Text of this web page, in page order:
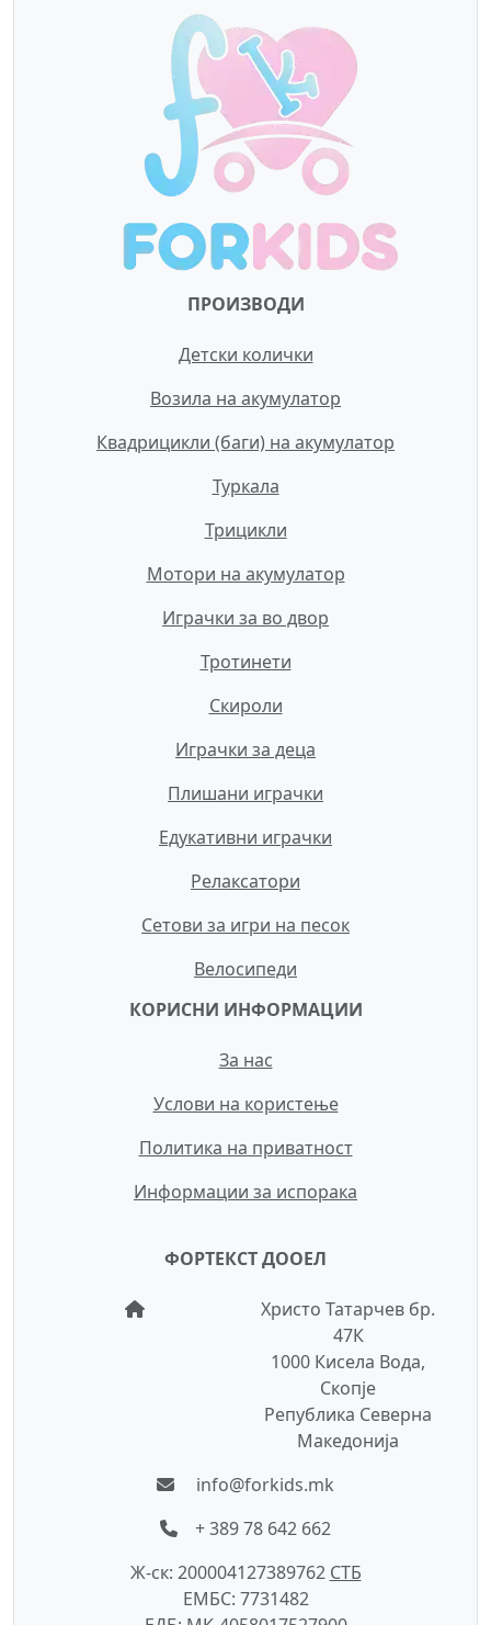
ПРОИЗВОДИ
Детски колички
Возила на акумулатор
Квадрицикли (баги) на акумулатор
Туркала
Трицикли
Мотори на акумулатор
Играчки за во двор
Тротинети
Скироли
Играчки за деца
Плишани играчки
Едукативни играчки
Релаксатори
Сетови за игри на песок
Велосипеди
КОРИСНИ ИНФОРМАЦИИ
За нас
Услови на користење
Политика на приватност
Информации за испорака
ФОРТЕКСТ ДООЕЛ
Христо Татарчев бр.
47К
1000 Кисела Вода,
Скопје
Република Северна
Македонија
info@forkids.mk
+ 389 78 642 662
Ж-ск: 200004127389762 СTБ
ЕМБС: 7731482